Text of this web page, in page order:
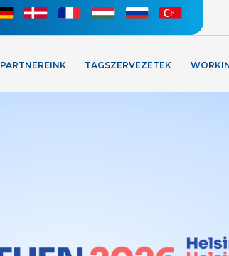
PARTNEREINK TAGSZERVEZETEK